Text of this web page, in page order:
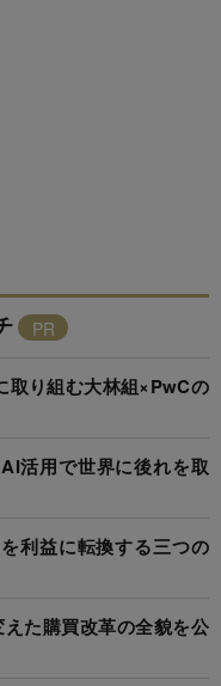
取り組む大林組×PwCの
活用で世界に後れを取
利益に転換する三つの
た購買改革の全貌を公